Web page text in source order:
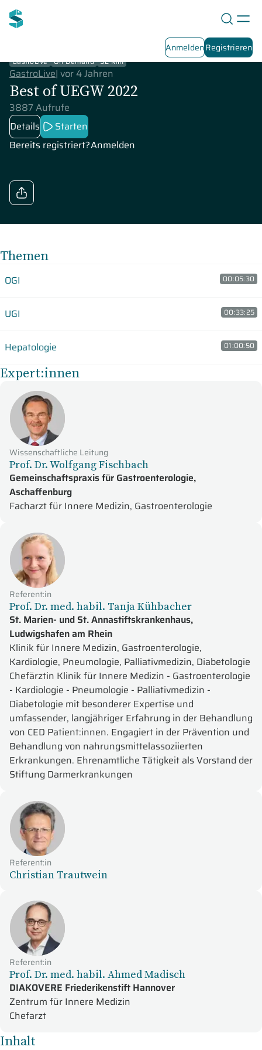
AnmeldenRegistrieren
GastroLive On-Demand 92 Min
GastroLive| vor 4 Jahren
Best of UEGW 2022
3887 Aufrufe
Details
Starten
Bereits registriert?Anmelden
Themen
OGI 00:05:30
UGI 00:33:25
Hepatologie 01:00:50
Expert:innen
Wissenschaftliche Leitung
Prof. Dr. Wolfgang Fischbach
Gemeinschaftspraxis für Gastroenterologie,
Aschaffenburg
Facharzt für Innere Medizin, Gastroenterologie
Referent:in
Prof. Dr. med. habil. Tanja Kühbacher
St. Marien- und St. Annastiftskrankenhaus,
Ludwigshafen am Rhein
Klinik für Innere Medizin, Gastroenterologie,
Kardiologie, Pneumologie, Palliativmedizin, Diabetologie
Chefärztin Klinik für Innere Medizin - Gastroenterologie
- Kardiologie - Pneumologie - Palliativmedizin -
Diabetologie mit besonderer Expertise und
umfassender, langjähriger Erfahrung in der Behandlung
von CED Patient:innen. Engagiert in der Prävention und
Behandlung von nahrungsmittelassoziierten
Erkrankungen. Ehrenamtliche Tätigkeit als Vorstand der
Stiftung Darmerkrankungen
Referent:in
Christian Trautwein
Referent:in
Prof. Dr. med. habil. Ahmed Madisch
DIAKOVERE Friederikenstift Hannover
Zentrum für Innere Medizin
Chefarzt
Inhalt